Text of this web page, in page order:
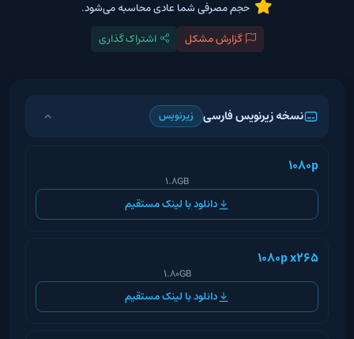
حجم مصرفی شما عادی محاسبه می‌شود.
گزارش مشکل
اشتراک گذاری
نسخه زیرنویس فارسی زیرنویس
1080p
1.8GB
دانلود با لینک مستقیم
1080p x265
1.80GB
دانلود با لینک مستقیم